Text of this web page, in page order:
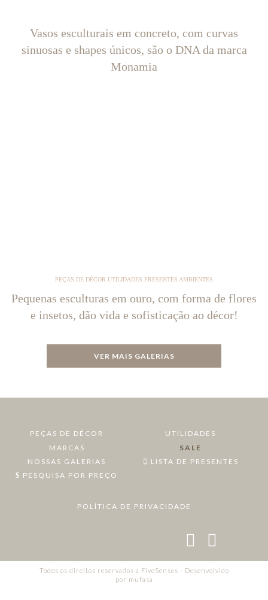
Vasos esculturais em concreto, com curvas
sinuosas e shapes únicos, são o DNA da marca
Monamia
PEÇAS DE DÉCOR UTILIDADES PRESENTES AMBIENTES
Pequenas esculturas em ouro, com forma de flores
e insetos, dão vida e sofisticação ao décor!
VER MAIS GALERIAS
PEÇAS DE DÉCOR
UTILIDADES
MARCAS
SALE
NOSSAS GALERIAS
LISTA DE PRESENTES
PESQUISA POR PREÇO
POLÍTICA DE PRIVACIDADE
Todos os direitos reservados a FiveSenses - Desenvolvido
por mufasa